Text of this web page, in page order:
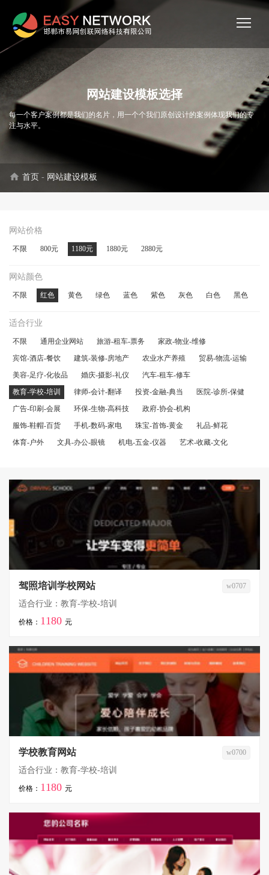
网站建设模板选择
每一个客户案例都是我们的名片，用一个个我们原创设计的案例体现我们的专
注与水平。
home 首页 - 网站建设模板
网站价格
不限 800元 1180元 1880元 2880元
网站颜色
不限 红色 黄色 绿色 蓝色 紫色 灰色 白色 黑色
适合行业
不限 通用企业网站 旅游-租车-票务
家政-物业-维修
宾馆-酒店-餐饮
建筑-装修-房地产 农业水产养殖
贸易-物流-运输
美容-足疗-化妆品
婚庆-摄影-礼仪
汽车-租车-修车
教育-学校-培训
律师-会计-翻译 投资-金融-典当
医院-诊所-保健
广告-印刷-会展
环保-生物-高科技
政府-协会-机构
服饰-鞋帽-百货
手机-数码-家电 珠宝-首饰-黄金
礼品-鲜花
体育-户外
文具-办公-眼镜 机电-五金-仪器 艺术-收藏-文化
驾照培训学校网站 w0707
适合行业：教育-学校-培训
价格： 1180 元
学校教育网站 w0700
适合行业：教育-学校-培训
价格： 1180 元